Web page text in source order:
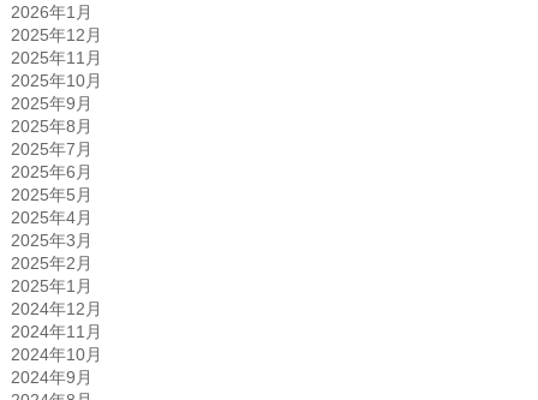
2026年1月
2025年12月
2025年11月
2025年10月
2025年9月
2025年8月
2025年7月
2025年6月
2025年5月
2025年4月
2025年3月
2025年2月
2025年1月
2024年12月
2024年11月
2024年10月
2024年9月